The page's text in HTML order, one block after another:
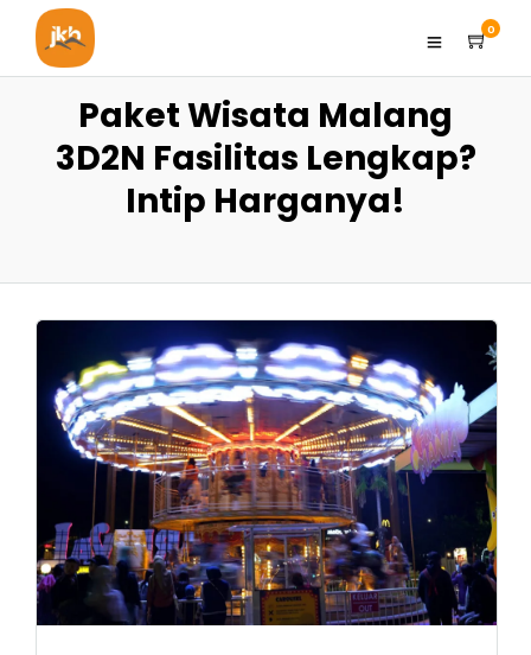
0
Paket Wisata Malang
3D2N Fasilitas Lengkap?
Intip Harganya!